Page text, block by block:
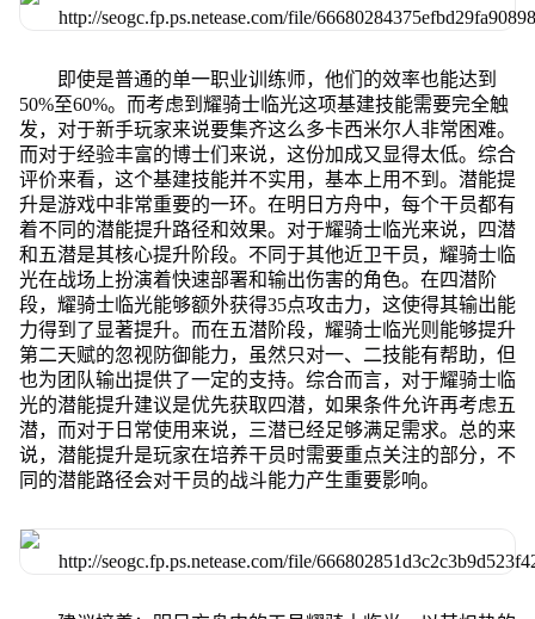
即使是普通的单一职业训练师，他们的效率也能达到
50%至60%。而考虑到耀骑士临光这项基建技能需要完全触
发，对于新手玩家来说要集齐这么多卡西米尔人非常困难。
而对于经验丰富的博士们来说，这份加成又显得太低。综合
评价来看，这个基建技能并不实用，基本上用不到。潜能提
升是游戏中非常重要的一环。在明日方舟中，每个干员都有
着不同的潜能提升路径和效果。对于耀骑士临光来说，四潜
和五潜是其核心提升阶段。不同于其他近卫干员，耀骑士临
光在战场上扮演着快速部署和输出伤害的角色。在四潜阶
段，耀骑士临光能够额外获得35点攻击力，这使得其输出能
力得到了显著提升。而在五潜阶段，耀骑士临光则能够提升
第二天赋的忽视防御能力，虽然只对一、二技能有帮助，但
也为团队输出提供了一定的支持。综合而言，对于耀骑士临
光的潜能提升建议是优先获取四潜，如果条件允许再考虑五
潜，而对于日常使用来说，三潜已经足够满足需求。总的来
说，潜能提升是玩家在培养干员时需要重点关注的部分，不
同的潜能路径会对干员的战斗能力产生重要影响。